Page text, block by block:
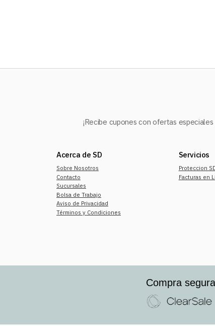
¡Recibe cupones con ofertas especiales
Acerca de SD
Sobre Nosotros
Contacto
Sucursales
Bolsa de Trabajo
Aviso de Privacidad
Términos y Condiciones
Servicios
Proteccion
Facturas en
Compra segura